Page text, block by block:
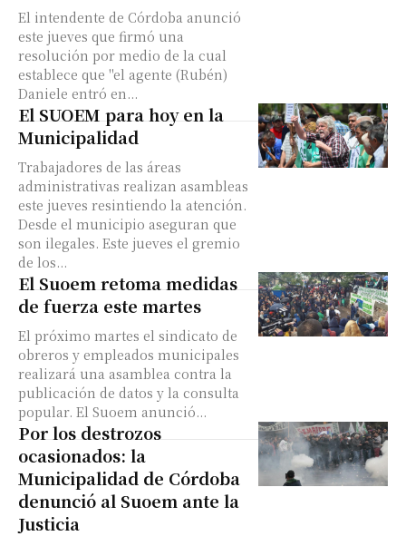
El intendente de Córdoba anunció
este jueves que firmó una
resolución por medio de la cual
establece que "el agente (Rubén)
Daniele entró en...
El SUOEM para hoy en la
Municipalidad
Trabajadores de las áreas
administrativas realizan asambleas
este jueves resintiendo la atención.
Desde el municipio aseguran que
son ilegales. Este jueves el gremio
de los...
El Suoem retoma medidas
de fuerza este martes
El próximo martes el sindicato de
obreros y empleados municipales
realizará una asamblea contra la
publicación de datos y la consulta
popular. El Suoem anunció...
Por los destrozos
ocasionados: la
Municipalidad de Córdoba
denunció al Suoem ante la
Justicia